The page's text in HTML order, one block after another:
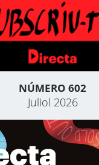
NÚMERO 602
Juliol 2026